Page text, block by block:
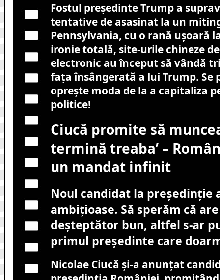
Fostul președinte Trump a
tentative de asasinat la un
Pennsylvania, cu o rană ușoară
ironie totală, site-urile chineze
electronic au început să vândă
fața însângerată a lui Trump. Se
oprește moda de la a capitaliza
politice!
Ciucă promite să
termină treaba’ –
un mandat infinit
Noul candidat la președinție
ambițioase. Să sperăm că
deșteptător bun, altfel s-ar
primul președinte care
Nicolae Ciucă și-a anunțat